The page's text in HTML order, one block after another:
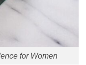
for Women